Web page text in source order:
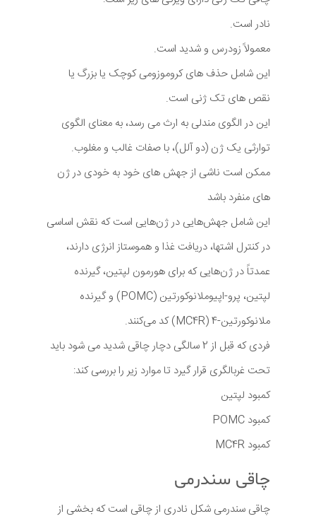
نادر است.
معمولاً زودرس و شدید است.
این شامل حذف های کروموزومی کوچک یا بزرگ یا
نقص های تک ژنی است.
این در الگوی مندلی به ارث می رسد، به معنای الگوی
توارثی یک ژن (دو آلل)، با صفات غالب و مغلوب.
ممکن است ناشی از جهش های خود به خودی در ژن
های منفرد باشد
این شامل جهش‌هایی در ژن‌هایی است که نقش اساسی
در کنترل اشتها، دریافت غذا و هموستاز انرژی دارند،
عمدتاً در ژن‌هایی که برای هورمون لپتین، گیرنده
لپتین، پرو-اپیوملانوکورتین (POMC) و گیرنده
ملانوکورتین-4 (MC4R) کد می‌کنند.
فردی که قبل از 2 سالگی دچار چاقی شدید می شود باید
تحت غربالگری قرار گیرد تا موارد زیر را بررسی کند:
کمبود لپتین
کمبود POMC
کمبود MC4R
چاقی سندرمی
چاقی سندرمی شکل نادری از چاقی است که بخشی از